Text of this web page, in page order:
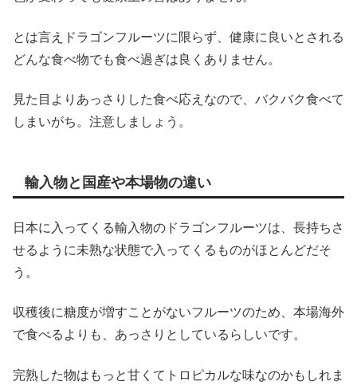
とは言えドラゴンフルーツに限らず、健康に良いとされる
どんな食べ物でも食べ過ぎは良くありません。
見た目よりあっさりした食べ応えなので、バクバク食べて
しまいがち。注意しましょう。
輸入物と国産や本場物の違い
日本に入ってくる輸入物のドラゴンフルーツは、長持ちさ
せるように未熟な状態で入ってくるものがほとんどだそ
う。
収穫後に糖度が増すことがないフルーツのため、本場海外
で食べるよりも、あっさりとしているらしいです。
完熟した物はもっと甘くてトロピカルな味なのかもしれま